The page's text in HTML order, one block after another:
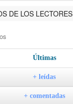
DE LOS LECTORES
Últimas
+ leídas
+ comentadas